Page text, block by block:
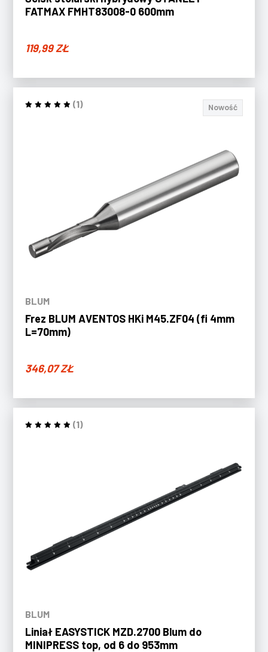
FATMAX FMHT83008-0 600mm
119,99ZŁ
(1) Nowość
BLUM
Frez BLUM AVENTOS HKi M45.ZF04 (fi 4mm
L=70mm)
346,07ZŁ
(1)
BLUM
Liniał EASYSTICK MZD.2700 Blum do
MINIPRESS top, od 6 do 953mm